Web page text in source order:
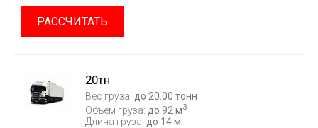
РАССЧИТАТЬ
20тн
Вес груза: до 20.00 тонн
Объем груза: до 92 м3
Длина груза: до 14 м